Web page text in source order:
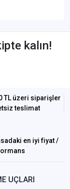
kalın!
TL üzeri siparişler
teslimat
en iyi fiyat /
UÇLARI